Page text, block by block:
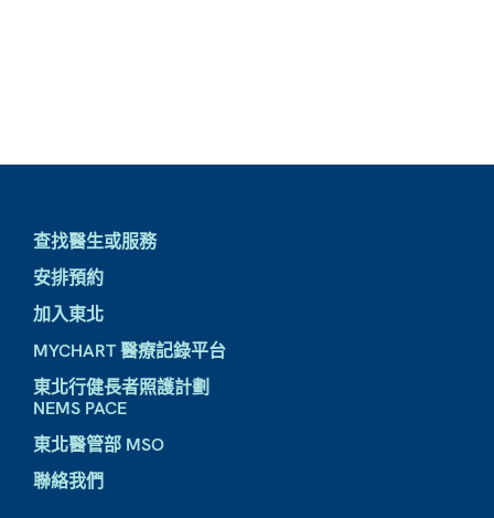
查找醫生或服務
安排預約
加入東北
MYCHART 醫療記錄平台
東北行健長者照護計劃
NEMS PACE
東北醫管部 MSO
聯絡我們